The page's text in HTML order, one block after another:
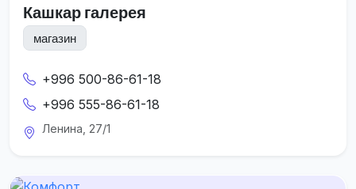
Кашкар галерея
магазин
+996 500-86-61-18
+996 555-86-61-18
Ленина, 27/1